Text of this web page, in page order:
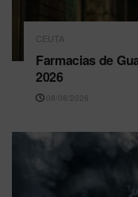
CEUTA
Farmacias de
2026
08/08/2026